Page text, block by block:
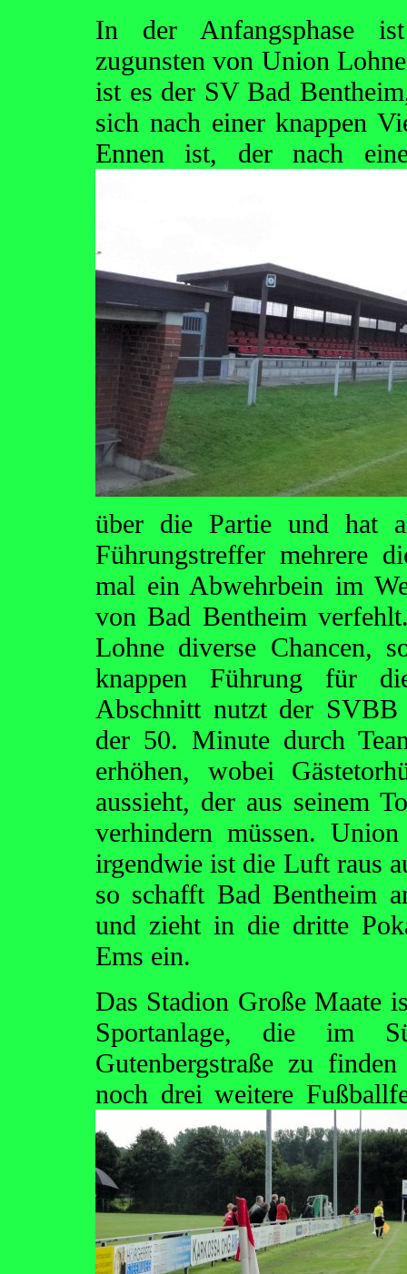
In der Anfangsphase
zugunsten von Union
ist es der SV Bad
sich nach einer knappen
Ennen ist, der nach
über die Partie und hat
Führungstreffer mehrere
mal ein Abwehrbein im
von Bad Bentheim
Lohne diverse Chancen,
knappen Führung für
Abschnitt nutzt der SVBB
der 50. Minute durch
erhöhen, wobei
aussieht, der aus seinem
verhindern müssen.
irgendwie ist die Luft raus
so schafft Bad Bentheim
und zieht in die dritte
Ems ein.
Das Stadion Große Maate
Sportanlage, die im
Gutenbergstraße zu
noch drei weitere